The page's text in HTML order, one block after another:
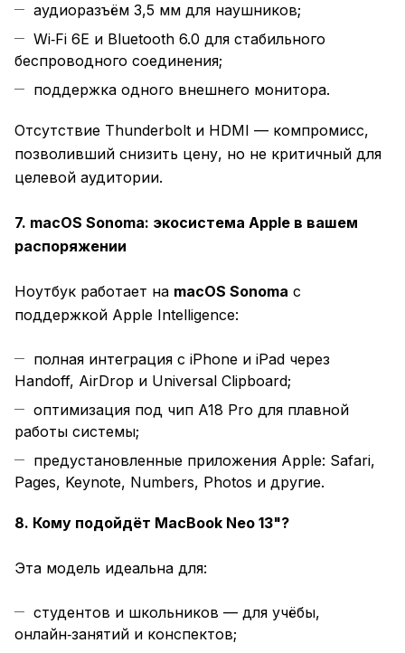
аудиоразъём 3,5 мм для наушников;
Wi‑Fi 6E и Bluetooth 6.0 для стабильного
беспроводного соединения;
поддержка одного внешнего монитора.
Отсутствие Thunderbolt и HDMI — компромисс,
позволивший снизить цену, но не критичный для
целевой аудитории.
7. macOS Sonoma: экосистема Apple в вашем
распоряжении
Ноутбук работает на macOS Sonoma с
поддержкой Apple Intelligence:
полная интеграция с iPhone и iPad через
Handoff, AirDrop и Universal Clipboard;
оптимизация под чип A18 Pro для плавной
работы системы;
предустановленные приложения Apple: Safari,
Pages, Keynote, Numbers, Photos и другие.
8. Кому подойдёт MacBook Neo 13"?
Эта модель идеальна для:
студентов и школьников — для учёбы,
онлайн‑занятий и конспектов;